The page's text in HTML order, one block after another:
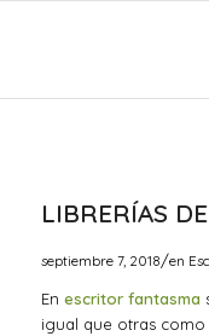
LIBRERÍAS
septiembre 7, 2018/en
En escritor fantasma
igual que otras como